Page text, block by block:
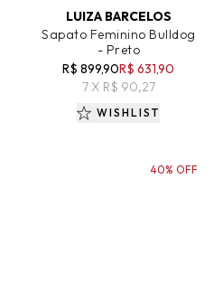
LUIZA BARCELOS
Sapato Feminino Bulldog
- Preto
R$ 899,90R$ 631,90
7 X R$ 90,27
WISHLIST
40% OFF